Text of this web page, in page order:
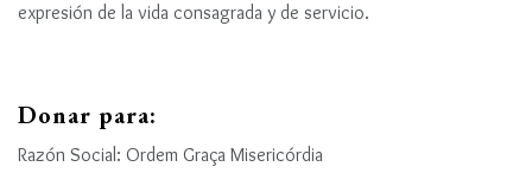
expresión de la vida consagrada y de servicio.
Donar para:
Razón Social: Ordem Graça Misericórdia